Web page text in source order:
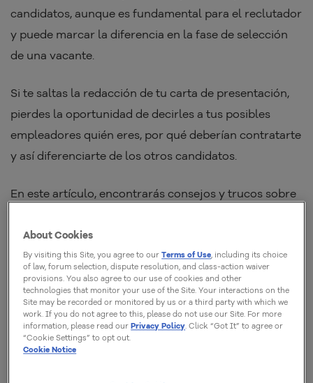
candidatos, aunque es fundamental para el reclutador
y puede marcar la diferencia en la fase de selección
de una vacante.
Si te saltas la redacción de tu carta de presentación,
pierdes la oportunidad de decirles a tus posibles
empleadores quién eres, por qué deberían contratarte
y así diferenciarte de los otros candidatos.
En este artículo, encontrarás consejos y trucos sobre
¡Echa un vistazo!
¿Que es una carta de presentación?
Entonces, ¿qué es una carta de presentación? Nada
más queun texto en el que nos presentamos como
About Cookies
By visiting this Site, you agree to ourTerms of Use, including its choice
of law, forum selection, dispute resolution, and class-action waiver
provisions. You also agree to our use of cookies and other
technologies that monitor your use of the Site. Your interactions on the
Site may be recorded or monitored by us or a third party with which we
work. If you do not agree to this, please do not use our Site. For more
information, please read ourPrivacy Policy. Click “Got It” to agree or
“Cookie Settings” to opt out.
Cookie Notice